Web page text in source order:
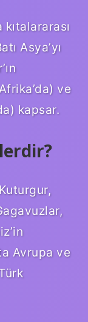
Asya’yı
ve
kapsar.
Avrupa ve